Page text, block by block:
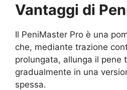
Vantaggi di
Il PeniMaster Pro è una
che, mediante trazione
prolungata, allunga il pene
gradualmente in una
spessa.